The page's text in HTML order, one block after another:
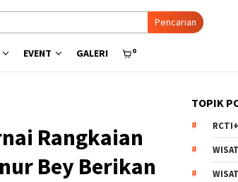
Pencarian
EVENT GALERI 0
Rangkaian
Bey Berikan
TOPIK
RCTI+